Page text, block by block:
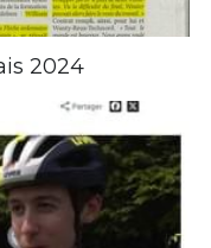
2024